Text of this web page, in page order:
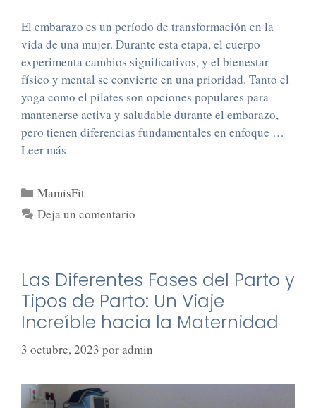
El embarazo es un período de transformación en la
vida de una mujer. Durante esta etapa, el cuerpo
experimenta cambios significativos, y el bienestar
físico y mental se convierte en una prioridad. Tanto el
yoga como el pilates son opciones populares para
mantenerse activa y saludable durante el embarazo,
pero tienen diferencias fundamentales en enfoque …
Leer más
MamisFit
Deja un comentario
Las Diferentes Fases del Parto y
Tipos de Parto: Un Viaje
Increíble hacia la Maternidad
3 octubre, 2023 poradmin